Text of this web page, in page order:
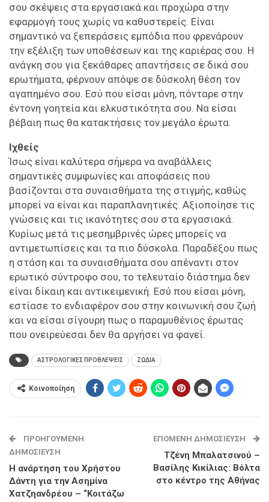
σου σκέψεις στα εργασιακά και προχώρα στην
εφαρμογή τους χωρίς να καθυστερείς. Είναι
σημαντικό να ξεπεράσεις εμπόδια που φρενάρουν
την εξέλιξη των υποθέσεων και της καριέρας σου. Η
ανάγκη σου για ξεκάθαρες απαντήσεις σε δικά σου
ερωτήματα, φέρνουν απόψε σε δύσκολη θέση τον
αγαπημένο σου. Εσύ που είσαι μόνη, πόνταρε στην
έντονη γοητεία και ελκυστικότητα σου. Να είσαι
βέβαιη πως θα κατακτήσεις τον μεγάλο έρωτα.
Ιχθείς
Ίσως είναι καλύτερα σήμερα να αναβάλλεις
σημαντικές συμφωνίες και αποφάσεις που
βασίζονται στα συναισθήματα της στιγμής, καθώς
μπορεί να είναι και παραπλανητικές. Αξιοποίησε τις
γνώσεις και τις ικανότητες σου στα εργασιακά.
Κυρίως μετά τις μεσημβρινές ώρες μπορείς να
αντιμετωπίσεις και τα πιο δύσκολα. Παραδέξου πως
η στάση και τα συναισθήματα σου απέναντι στον
ερωτικό σύντροφο σου, το τελευταίο διάστημα δεν
είναι δίκαιη και αντικειμενική. Εσύ που είσαι μόνη,
εστίασε το ενδιαφέρον σου στην κοινωνική σου ζωή
και να είσαι σίγουρη πως ο παραμυθένιος έρωτας
που ονειρεύεσαι δεν θα αργήσει να φανεί.
ΑΣΤΡΟΛΟΓΙΚΕΣ ΠΡΟΒΛΕΨΕΙΣ ΖΩΔΙΑ
Κοινοποίηση
ΠΡΟΗΓΟΎΜΕΝΗ
ΔΗΜΟΣΊΕΥΣΗ
Η ανάρτηση του Χρήστου
Δάντη για την Ασημίνα
Χατζηανδρέου – “Κοιτάζω
ΕΠΌΜΕΝΗ ΔΗΜΟΣΊΕΥΣΗ
Τζένη Μπαλατσινού –
Βασίλης Κικίλιας: Βόλτα
στο κέντρο της Αθήνας